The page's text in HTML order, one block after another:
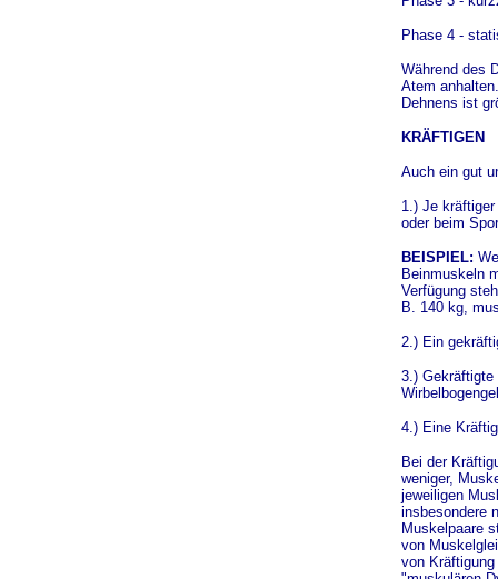
Phase 4 -
Während des
Atem
Dehnens ist
KRÄFTIGEN
Auch ein gut
1.) Je
oder beim
BEISPIEL:
Beinmuskeln
Verfügung
B. 140 kg,
2.) Ein
3.) Gekräftigte
4.) Eine
Bei der
weniger,
jeweiligen
insbesondere
Muskelpaare
von
von